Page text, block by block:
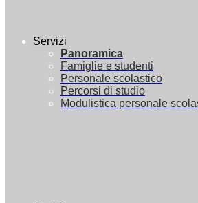
Servizi
Panoramica
Famiglie e studenti
Personale scolastico
Percorsi di studio
Modulistica personale